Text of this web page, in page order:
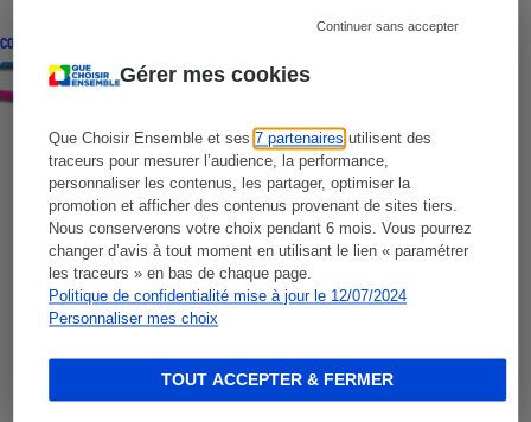
Gérer mes cookies
Que Choisir Ensemble et ses7 partenaires utilisent des
traceurs pour mesurer l’audience, la performance,
personnaliser les contenus, les partager, optimiser la
promotion et afficher des contenus provenant de sites tiers.
Nous conserverons votre choix pendant 6 mois. Vous pourrez
changer d’avis à tout moment en utilisant le lien « paramétrer
les traceurs » en bas de chaque page.
Politique de confidentialité mise à jour le 12/07/2024
Personnaliser mes choix
Continuer sans accepter
TOUT ACCEPTER & FERMER
CONSEILS